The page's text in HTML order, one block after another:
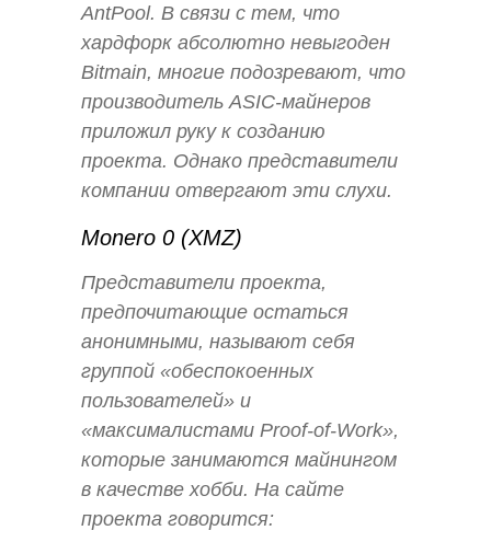
AntPool. В связи с тем, что
хардфорк абсолютно невыгоден
Bitmain, многие подозревают, что
производитель ASIC-майнеров
приложил руку к созданию
проекта. Однако представители
компании отвергают эти слухи.
Monero 0 (XMZ)
Представители проекта,
предпочитающие остаться
анонимными, называют себя
группой «обеспокоенных
пользователей» и
«максималистами Proof-of-Work»,
которые занимаются майнингом
в качестве хобби. На сайте
проекта говорится: